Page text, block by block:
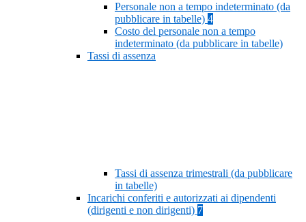
Personale non a tempo indeterminato (da
pubblicare in tabelle) 4
Costo del personale non a tempo
indeterminato (da pubblicare in tabelle)
Tassi di assenza
Tassi di assenza trimestrali (da pubblicare
in tabelle)
Incarichi conferiti e autorizzati ai dipendenti
(dirigenti e non dirigenti) 7